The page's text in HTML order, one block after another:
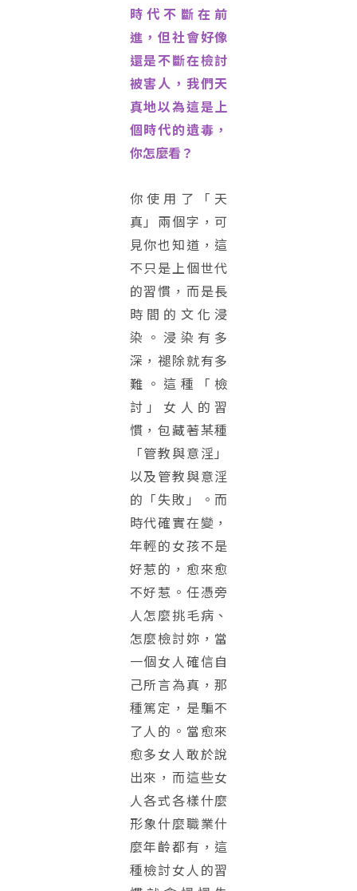
時代不斷在前
進，但社會好像
還是不斷在檢討
被害人，我們天
真地以為這是上
個時代的遺毒，
你怎麼看？
你使用了「天
真」兩個字，可
見你也知道，這
不只是上個世代
的習慣，而是長
時間的文化浸
染。浸染有多
深，褪除就有多
難。這種「檢
討」女人的習
慣，包藏著某種
「管教與意淫」
以及管教與意淫
的「失敗」。而
時代確實在變，
年輕的女孩不是
好惹的，愈來愈
不好惹。任憑旁
人怎麼挑毛病、
怎麼檢討妳，當
一個女人確信自
己所言為真，那
種篤定，是騙不
了人的。當愈來
愈多女人敢於說
出來，而這些女
人各式各樣什麼
形象什麼職業什
麼年齡都有，這
種檢討女人的習